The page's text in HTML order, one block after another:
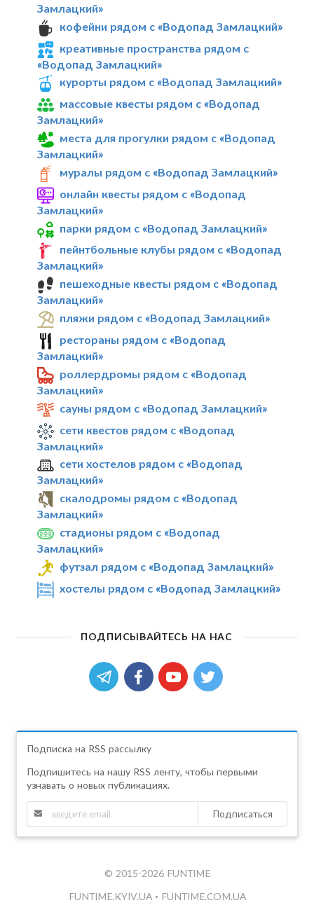
Замлацкий»
кофейни рядом с «Водопад Замлацкий»
креативные пространства рядом с
«Водопад Замлацкий»
курорты рядом с «Водопад Замлацкий»
массовые квесты рядом с «Водопад
Замлацкий»
места для прогулки рядом с «Водопад
Замлацкий»
муралы рядом с «Водопад Замлацкий»
онлайн квесты рядом с «Водопад
Замлацкий»
парки рядом с «Водопад Замлацкий»
пейнтбольные клубы рядом с «Водопад
Замлацкий»
пешеходные квесты рядом с «Водопад
Замлацкий»
пляжи рядом с «Водопад Замлацкий»
рестораны рядом с «Водопад
Замлацкий»
роллердромы рядом с «Водопад
Замлацкий»
сауны рядом с «Водопад Замлацкий»
сети квестов рядом с «Водопад
Замлацкий»
сети хостелов рядом с «Водопад
Замлацкий»
скалодромы рядом с «Водопад
Замлацкий»
стадионы рядом с «Водопад
Замлацкий»
футзал рядом с «Водопад Замлацкий»
хостелы рядом с «Водопад Замлацкий»
ПОДПИСЫВАЙТЕСЬ НА НАС
Подписка на RSS рассылку
Подпишитесь на нашу RSS ленту, чтобы первыми
узнавать о новых публикациях.
Подписаться
© 2015-2026 FUNTIME
FUNTIME.KYIV.UA • FUNTIME.COM.UA